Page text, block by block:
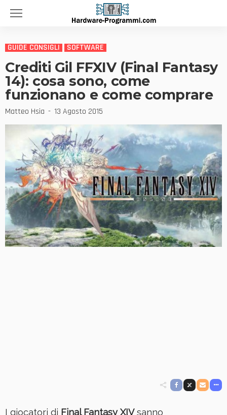
GUIDE CONSIGLI SOFTWARE
Crediti Gil FFXIV (Final Fantasy
14): cosa sono, come
funzionano e come comprare
Matteo Hsia 13 Agosto 2015
I giocatori di Final Fantasy XIVsanno